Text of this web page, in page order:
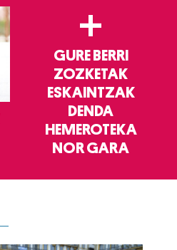
+
GURE BERRI
ZOZKETAK
ESKAINTZAK
DENDA
HEMEROTEKA
NOR GARA